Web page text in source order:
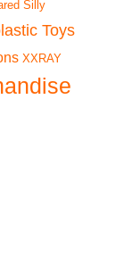
Silly
Toys
XXRAY